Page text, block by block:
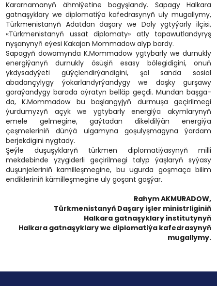
Kararnamanyň ähmiýetine bagyşlandy. Sapagy Halkara
gatnaşyklary we diplomatiýa kafedrasynyň uly mugallymy,
Türkmenistanyň Adatdan daşary we Doly ygtyýarly ilçisi,
«Türkmenistanyň ussat diplomaty» atly tapawutlandyryş
nyşanynyň eýesi Kakajan Mommadow alyp bardy.
Sapagyň dowamynda K.Mommadow ygtybarly we durnukly
energiýanyň durnukly ösüşiň esasy bölegidigini, onuň
ykdysadyýeti güýçlendirýändigini, şol sanda sosial
abadançylygy ýokarlandyrýandygy we daşky gurşawy
goraýandygy barada aýratyn belläp geçdi. Mundan başga-
da, K.Mommadow bu başlangyjyň durmuşa geçirilmegi
ýurdumyzyň açyk we ygtybarly energiýa akymlarynyň
emele gelmegine, gaýtadan dikeldilýän energiýa
çeşmeleriniň dünýä ulgamyna goşulyşmagyna ýardam
berjekdigini nygtady.
Şeýle duşuşyklaryň türkmen diplomatiýasynyň milli
mekdebinde yzygiderli geçirilmegi talyp ýaşlaryň syýasy
düşünjeleriniň kämilleşmegine, bu ugurda goşmaça bilim
endikleriniň kämilleşmegine uly goşant goşýar.
Rahym AKMURADOW,
Türkmenistanyň Daşary işler ministrliginiň
Halkara gatnaşyklary institutynyň
Halkara gatnaşyklary we diplomatiýa kafedrasynyň
mugallymy.